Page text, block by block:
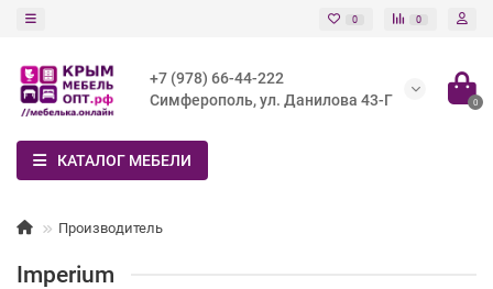
0 0
+7 (978) 66-44-222
Симферополь, ул. Данилова 43-Г
0
КАТАЛОГ МЕБЕЛИ
Производитель
Imperium